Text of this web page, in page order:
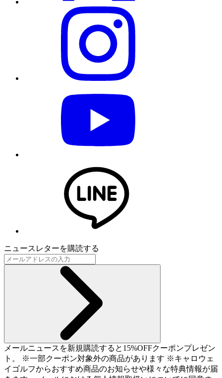
ニュースレターを購読する
メールニュースを新規購読すると15%OFFクーポンプレゼン
ト。 ※一部クーポン対象外の商品があります ※キャロウェ
イゴルフからおすすめ商品のお知らせや様々な特典情報が届